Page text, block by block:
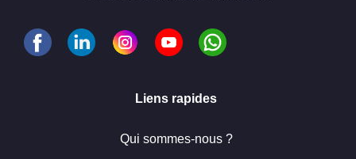
Liens rapides
Qui sommes-nous ?